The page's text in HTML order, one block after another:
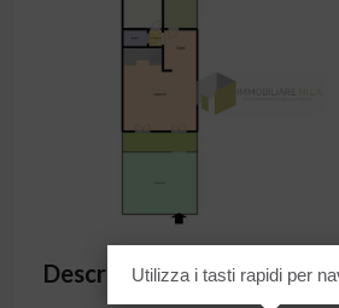
DescrizioneUtilizza i tasti rapidi per